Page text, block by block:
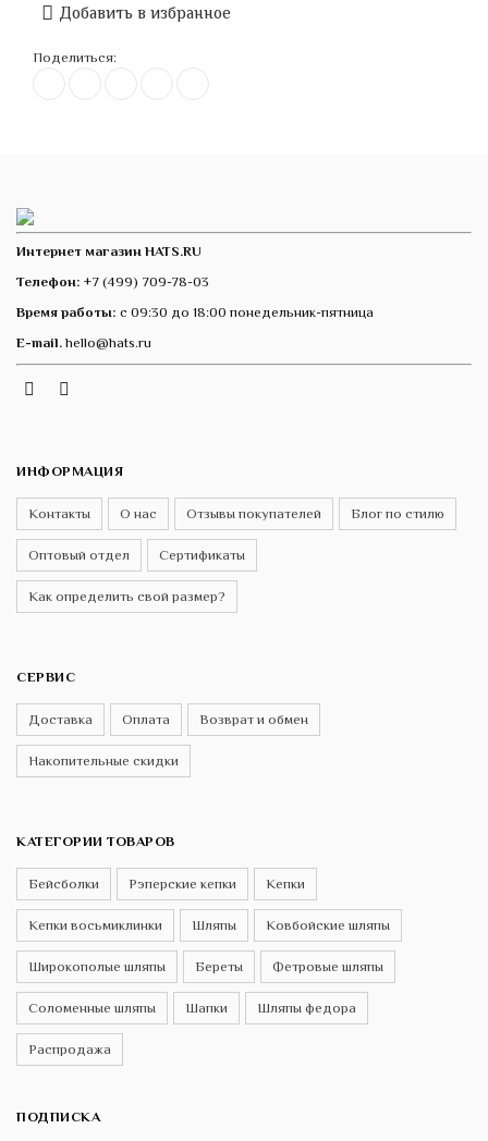
Добавить в избранное
Поделиться:
Интернет магазин HATS.RU
Телефон: +7 (499) 709-78-03
Время работы: с 09:30 до 18:00 понедельник-пятница
E-mail. hello@hats.ru
Instagram
ИНФОРМАЦИЯ
Контакты О нас Отзывы покупателей Блог по стилю
Оптовый отдел Сертификаты
Как определить свой размер?
СЕРВИС
Доставка Оплата Возврат и обмен
Накопительные скидки
КАТЕГОРИИ ТОВАРОВ
Бейсболки Рэперские кепки Кепки
Кепки восьмиклинки Шляпы Ковбойские шляпы
Широкополые шляпы Береты Фетровые шляпы
Соломенные шляпы Шапки Шляпы федора
Распродажа
ПОДПИСКА